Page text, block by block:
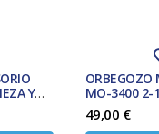
ORBEGOZO
MO-3400 2-
49,00 €